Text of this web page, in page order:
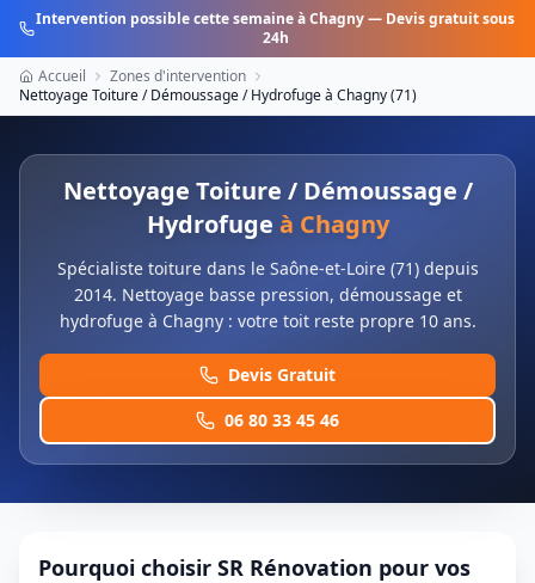
Intervention possible cette semaine àChagny— Devis gratuit sous
24h
Accueil
Zones d'intervention
Nettoyage Toiture / Démoussage / Hydrofugeà Chagny(71)
Nettoyage Toiture / Démoussage /
Hydrofuge à Chagny
Spécialiste toiture dans le Saône-et-Loire (71) depuis
2014. Nettoyage basse pression, démoussage et
hydrofuge à Chagny : votre toit reste propre 10 ans.
Devis Gratuit
06 80 33 45 46
Pourquoi choisir SR Rénovation pour vos